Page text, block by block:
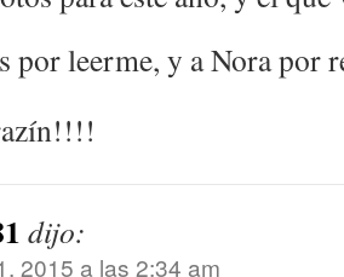
por leerme, y a Nora por
dijo:
2015 a las 2:34 am